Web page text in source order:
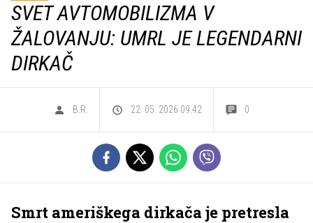
SVET AVTOMOBILIZMA V
ŽALOVANJU: UMRL JE LEGENDARNI
DIRKAČ
B.R. 22. 05. 2026 09.42 0
Smrt ameriškega dirkača je pretresla